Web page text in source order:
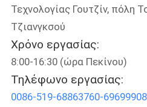
ΕΠΙΣΚΕΨΉ
ΕΡΓΟΣΤΑΣΊΟΥ
ΈΛΕΓΧΟΣ
ΠΟΙΌΤΗΤΑΣ
Τεχνολογίας Γουτζίν, πόλη
Τζιανγκσού
Χρόνο εργασίας:
8:00-16:30 (ώρα Πεκίνου)
Τηλέφωνο εργασίας:
0086-519-68863760-69699908